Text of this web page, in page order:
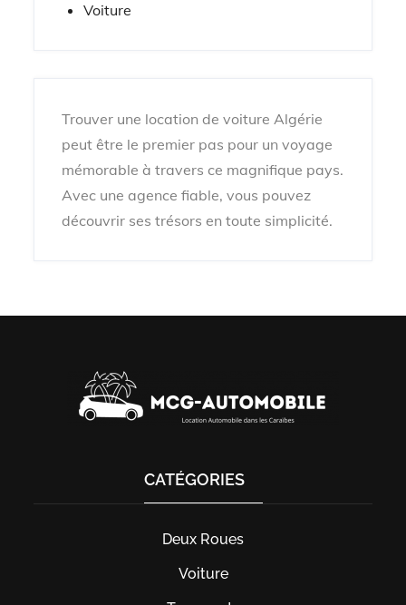
Voiture
Trouver une location de voiture Algérie
peut être le premier pas pour un voyage
mémorable à travers ce magnifique pays.
Avec une agence fiable, vous pouvez
découvrir ses trésors en toute simplicité.
CATÉGORIES
Deux Roues
Voiture